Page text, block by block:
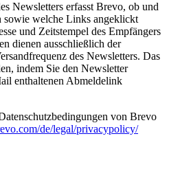
Newsletters erfasst Brevo, ob und
welche Links angeklickt
und Zeitstempel des Empfängers
dienen ausschließlich der
des Newsletters. Das
indem Sie den Newsletter
enthaltenen Abmeldelink
von Brevo
de/legal/privacypolicy/